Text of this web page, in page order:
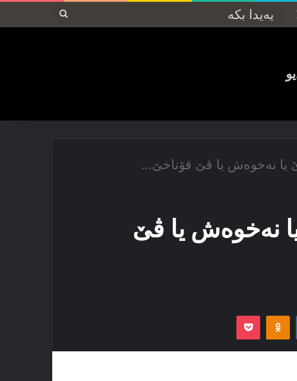
پەیدا
یا نه‌خوه‌ش یا ڤێ قۆناخێ…
نه‌خوه‌ش یا ڤێ
VKontakte
Odnoklassniki
Pocket